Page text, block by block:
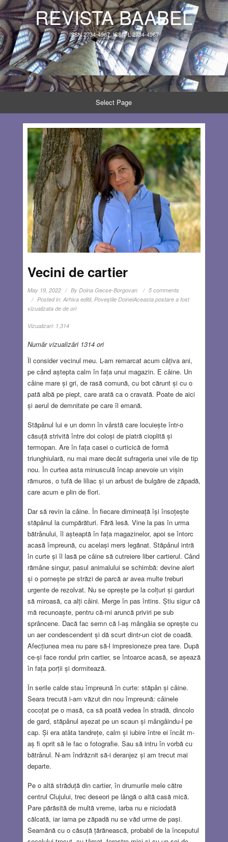
REVISTA BAABEL
ISSN 2734-4967, ISSN-L 2734-4967
Select Page
Vecini de cartier
May 19, 2022 By Doina Gecse-Borgovan
5 comments
Posted in: Arhiva editii, Poveştile DoineiAceasta postare a fost
vizualizata de de ori
Vizualizari: 1,314
Număr vizualizări 1314 ori
Îl consider vecinul meu. L-am remarcat acum câțiva ani,
pe când aștepta calm în fața unui magazin. E câine. Un
câine mare și gri, de rasă comună, cu bot cărunt și cu o
pată albă pe piept, care arată ca o cravată. Poate de aici
și aerul de demnitate pe care îl emană.
Stăpânul lui e un domn în vârstă care locuiește într-o
căsuță strivită între doi coloși de piatră cioplită și
termopan. Are în fața casei o curticică de formă
triunghiulară, nu mai mare decât sufrageria unei vile de tip
nou. În curtea asta minusculă încap anevoie un vișin
rămuros, o tufă de liliac și un arbust de bulgăre de zăpadă,
care acum e plin de flori.
Dar să revin la câine. În fiecare dimineață își însoțește
stăpânul la cumpărături. Fără lesă. Vine la pas în urma
bătrânului, îl așteaptă în fața magazinelor, apoi se întorc
acasă împreună, cu același mers legănat. Stăpânul intră
în curte și îl lasă pe câine să cutreiere liber cartierul. Când
rămâne singur, pasul animalului se schimbă: devine alert
și o pornește pe străzi de parcă ar avea multe treburi
urgente de rezolvat. Nu se oprește pe la colțuri și garduri
să miroasă, ca alți câini. Merge în pas întins. Știu sigur că
mă recunoaște, pentru că-mi aruncă priviri pe sub
sprâncene. Dacă fac semn că l-aș mângâia se oprește cu
un aer condescendent și dă scurt dintr-un ciot de coadă.
Afecțiunea mea nu pare să-l impresioneze prea tare. După
ce-și face rondul prin cartier, se întoarce acasă, se așează
în fața porții și dormitează.
În serile calde stau împreună în curte: stăpân și câine.
Seara trecută i-am văzut din nou împreună: câinele
cocoțat pe o masă, ca să poată vedea în stradă, dincolo
de gard, stăpânul așezat pe un scaun și mângâindu-l pe
cap. Și era atâta tandrețe, calm și iubire între ei încât m-
aș fi oprit să le fac o fotografie. Sau să intru în vorbă cu
bătrânul. N-am îndrăznit să-i deranjez și am trecut mai
departe.
Pe o altă străduță din cartier, în drumurile mele către
centrul Clujului, trec deseori pe lângă o altă casă mică.
Pare părăsită de multă vreme, iarba nu e niciodată
călcată, iar iarna pe zăpadă nu se văd urme de pași.
Seamănă cu o căsuță țărănească, probabil de la începutul